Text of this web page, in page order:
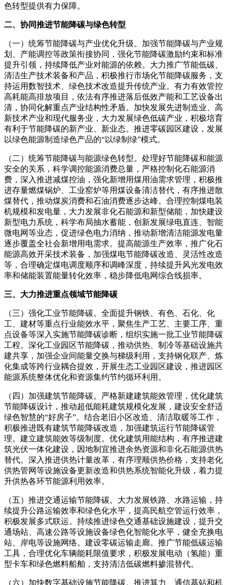
色转型提供有力保障。
二、协同推进节能降碳与绿色转型
（一）统筹节能降碳与产业优化升级。加强节能降碳与产业规
划、产能调控等政策衔接协同，强化节能降碳激励约束和标准
提升引领，持续降低产业对能源的依赖。大力推广节能低碳、
清洁生产技术装备和产品，积极推行市场化节能降碳服务，支
持运用数智技术、绿色技术改造提升传统产业。有力有效管控
高耗能高排放项目，依法有序推进落后低效产能和工艺设备出
清，协同化解重点产业结构性矛盾。加快发展先进制造业、高
新技术产业和现代服务业，大力发展绿色低碳产业，积极培育
有利于节能降碳的新产业、新业态。推进零碳园区建设，发展
以绿色能源制造绿色产品的“以绿制绿”模式。
（二）统筹节能降碳与能源绿色转型。处理好节能降碳和能源
安全的关系，科学调控能源消费总量，严格控制化石能源消
费，深入推进减煤控油，强化新增用煤用油需求管理，积极推
进存量燃煤锅炉、工业窑炉等用煤设备清洁替代，有序推进散
煤替代，推动煤炭消费和石油消费逐步达峰。合理控制煤电装
机规模和发电量，大力发展非化石能源和新型储能，加快建设
新型电力系统，科学布局抽水蓄能，创新发展绿电直连、智能
微电网等业态，促进绿色电力消纳，推动新增清洁能源发电量
逐步覆盖全社会新增用电需求。提高能源生产效率，推广化石
能源高效开采技术装备，加强煤电节能降碳改造、灵活性改造
等，合理确定煤电调度顺序和调峰深度，持续提升风光发电效
率和储能装置能量转化效率，稳步降低电网综合线损率。
三、大力推进重点领域节能降碳
（三）强化工业节能降碳。全面提升钢铁、有色、石化、化
工、建材等重点行业能效水平，聚焦生产工艺、主要工序、重
点设备等深入实施节能降碳诊断，组织实施一批工业节能降碳
工程。深化工业园区节能降碳，推动供热、制冷等基础设施共
建共享，加强企业间能量交换与梯级利用，支持钢化联产、炼
化集成等跨行业耦合提效，开展生态工业园区建设，推进园区
能源系统整体优化和资源集约节约循环利用。
（四）加强建筑节能降碳。严格新建建筑能效管理，优化建筑
节能降碳设计，推动超低能耗建筑规模化发展，建设安全舒适
绿色智慧的“好房子”。结合老旧小区改造、清洁取暖等工作，
积极推进既有建筑节能降碳改造，加强建筑运行节能降碳管
理。建立建筑能效等级制度。优化建筑用能结构，有序推进建
筑光伏一体化建设，因地制宜推进余热资源和非化石能源供热
替代。深入推进供热计量改革，有序理顺供热价格，支持老化
供热管网等设施设备更新改造和供热系统智能化升级，着力提
升供热各环节能源利用效率。
（五）推进交通运输节能降碳。大力发展铁路、水路运输，持
续提升公路运输效率和绿色化水平，提高民航空管运行效率，
积极发展多式联运。持续推进绿色交通基础设施建设，提升交
通场站、高速公路等设施设备绿色化智能化水平，健全充换电
站、岸电等设施网络。建设零碳运输走廊。推广节能低碳运输
工具，合理优化车辆能耗限值要求，积极发展电动（氢能）重
型卡车和绿色燃料船舶，支持清洁低碳燃料掺混替代。
（六）加快数字基础设施节能降碳。推进算力、通信基站和机